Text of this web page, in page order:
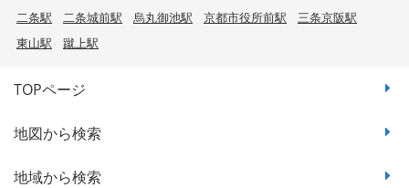
二条駅 二条城前駅 烏丸御池駅 京都市役所前駅
三条京阪駅
東山駅
蹴上駅
TOPページ
地図から検索
地域から検索